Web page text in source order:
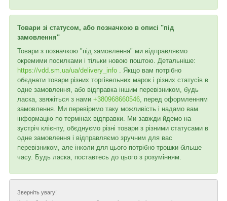
Товари зі статусом, або позначкою в описі "під
замовлення"
Товари з позначкою "під замовлення" ми відправляємо
окремими посилками і тільки новою поштою. Детальніше:
https://vdd.sm.ua/ua/delivery_info . Якщо вам потрібно
обєднати товари різних торгівельних марок і різних статусів в
одне замовлення, або відправка іншим перевізником, будь
ласка, звяжіться з нами +380968660546 , перед оформленням
замовлення. Ми перевіримо таку можливість і надамо вам
інформацію по термінах відправки. Ми завжди йдемо на
зустріч клієнту, обєднуємо різні товари з різними статусами в
одне замовлення і відправляємо зручним для вас
перевізником, але інколи для цього потрібно трошки більше
часу. Будь ласка, поставтесь до цього з розумінням.
Зверніть увагу!